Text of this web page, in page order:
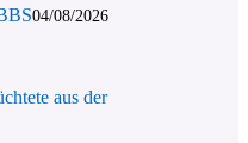
04/08/2026
aus der